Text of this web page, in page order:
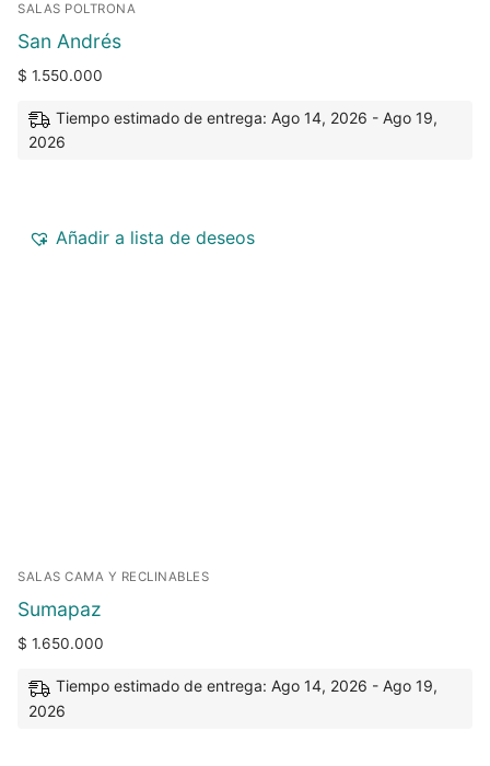
SALAS POLTRONA
San Andrés
$ 1.550.000
Tiempo estimado de entrega: Ago 14, 2026 - Ago 19,
2026
Añadir a lista de deseos
SALAS CAMA Y RECLINABLES
Sumapaz
$ 1.650.000
Tiempo estimado de entrega: Ago 14, 2026 - Ago 19,
2026